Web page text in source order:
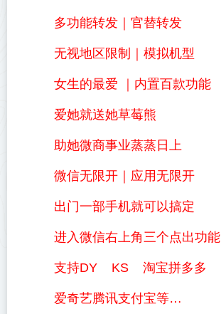
多功能转发｜官替转发
无视地区限制｜模拟机型
女生的最爱 ｜内置百款功能
爱她就送她草莓熊
助她微商事业蒸蒸日上
微信无限开｜应用无限开
出门一部手机就可以搞定
进入微信右上角三个点出功能
支持DY KS 淘宝拼多多
爱奇艺腾讯支付宝等…